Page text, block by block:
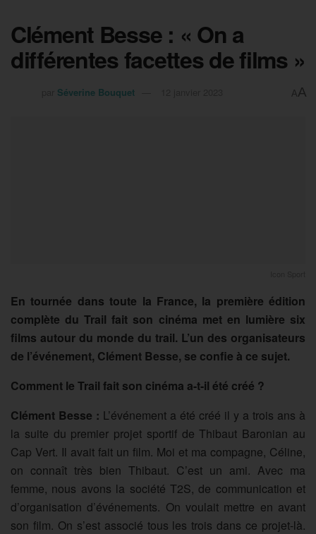
Clément Besse : « On a
différentes facettes de films »
Séverine Bouquet AA
En tournée dans toute la France, la première édition
complète du Trail fait son cinéma met en lumière six
films autour du monde du trail. L’un des organisateurs
de l’événement, Clément Besse, se confie à ce sujet.
Comment le Trail fait son cinéma a-t-il été créé ?
Clément Besse : L’événement a été créé il y a trois ans à
la suite du premier projet sportif de Thibaut Baronian au
Cap Vert. Il avait fait un film. Moi et ma compagne, Céline,
on connaît très bien Thibaut. C’est un ami. Avec ma
femme, nous avons la société T2S, de communication et
d’organisation d’événements. On voulait mettre en avant
son film. On s’est associé tous les trois dans ce projet-là.